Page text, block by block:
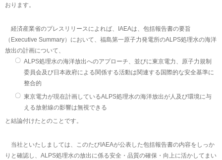
おります。
経済産業省のプレスリリースによれば、IAEAは、包括報告書の要旨
（Executive Summary）において、福島第一原子力発電所のALPS処理水の海洋
放出の計画について、
〇 ALPS処理水の海洋放出へのアプローチ、並びに東京電力、原子力規制
委員会及び日本政府による関係する活動は関連する国際的な安全基準に
整合的
〇 東京電力が現在計画しているALPS処理水の海洋放出が人及び環境に与
える放射線の影響は無視できる
と結論付けたとのことです。
当社といたしましては、このたびIAEAが公表した包括報告書の内容をしっか
りと確認し、ALPS処理水の放出に係る安全・品質の確保・向上に活かしてまい